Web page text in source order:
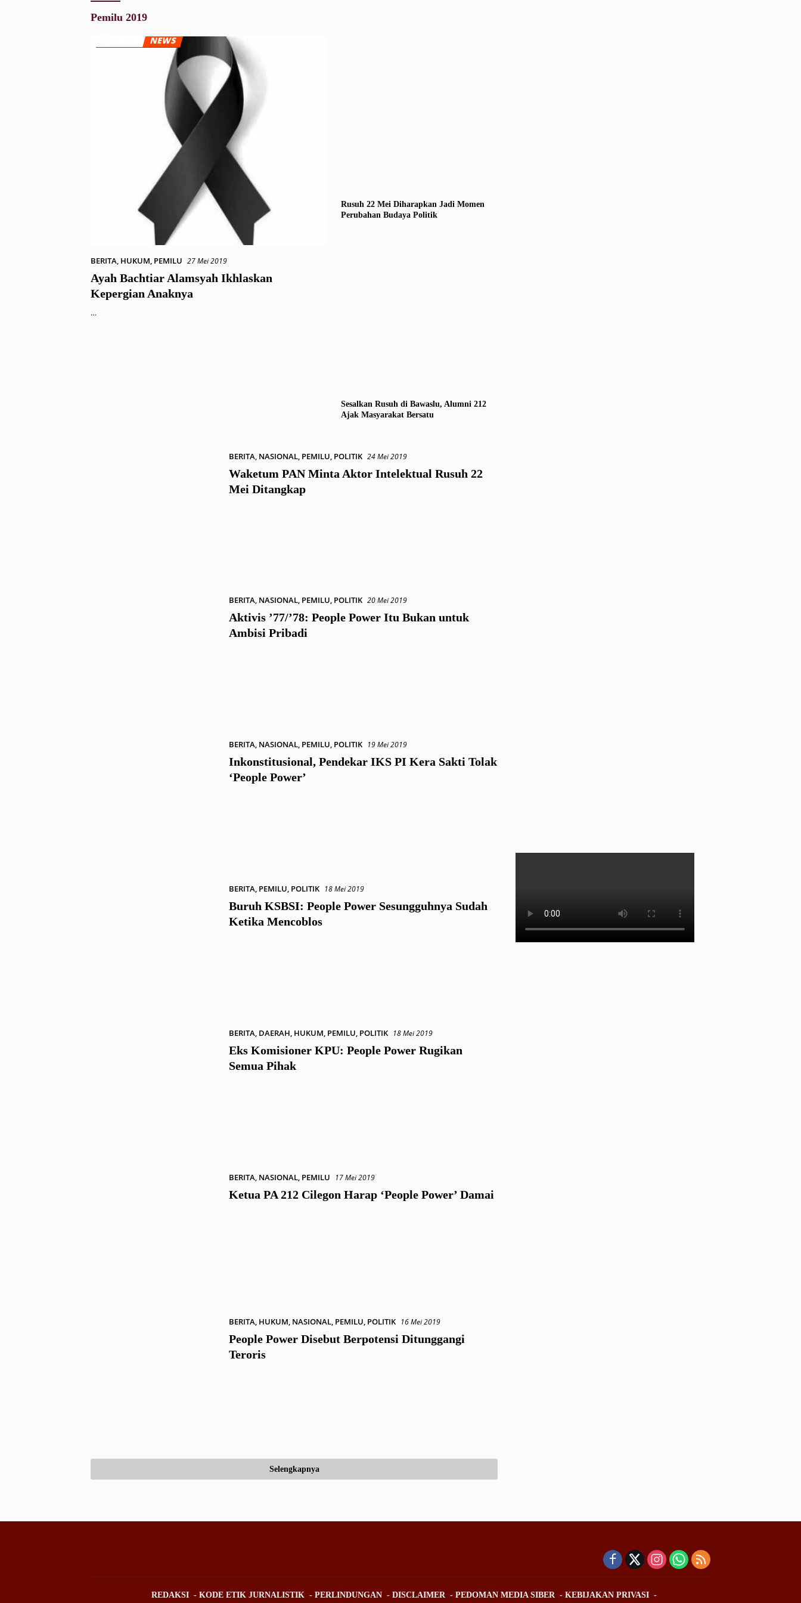
Pemilu 2019
BERITA, HUKUM, PEMILU 27 Mei 2019
Ayah Bachtiar Alamsyah Ikhlaskan
Kepergian Anaknya
…
Rusuh 22 Mei Diharapkan Jadi Momen
Perubahan Budaya Politik
Sesalkan Rusuh di Bawaslu, Alumni 212
Ajak Masyarakat Bersatu
BERITA, NASIONAL, PEMILU, POLITIK 24 Mei 2019
Waketum PAN Minta Aktor Intelektual Rusuh 22
Mei Ditangkap
BERITA, NASIONAL, PEMILU, POLITIK 20 Mei 2019
Aktivis ’77/’78: People Power Itu Bukan untuk
Ambisi Pribadi
BERITA, NASIONAL, PEMILU, POLITIK 19 Mei 2019
Inkonstitusional, Pendekar IKS PI Kera Sakti Tolak
‘People Power’
BERITA, PEMILU, POLITIK 18 Mei 2019
Buruh KSBSI: People Power Sesungguhnya Sudah
Ketika Mencoblos
BERITA, DAERAH, HUKUM, PEMILU, POLITIK 18 Mei 2019
Eks Komisioner KPU: People Power Rugikan
Semua Pihak
BERITA, NASIONAL, PEMILU 17 Mei 2019
Ketua PA 212 Cilegon Harap ‘People Power’ Damai
BERITA, HUKUM, NASIONAL, PEMILU, POLITIK 16 Mei 2019
People Power Disebut Berpotensi Ditunggangi
Teroris
Selengkapnya
REDAKSI KODE ETIK JURNALISTIK PERLINDUNGAN DISCLAIMER PEDOMAN MEDIA SIBER KEBIJAKAN PRIVASI